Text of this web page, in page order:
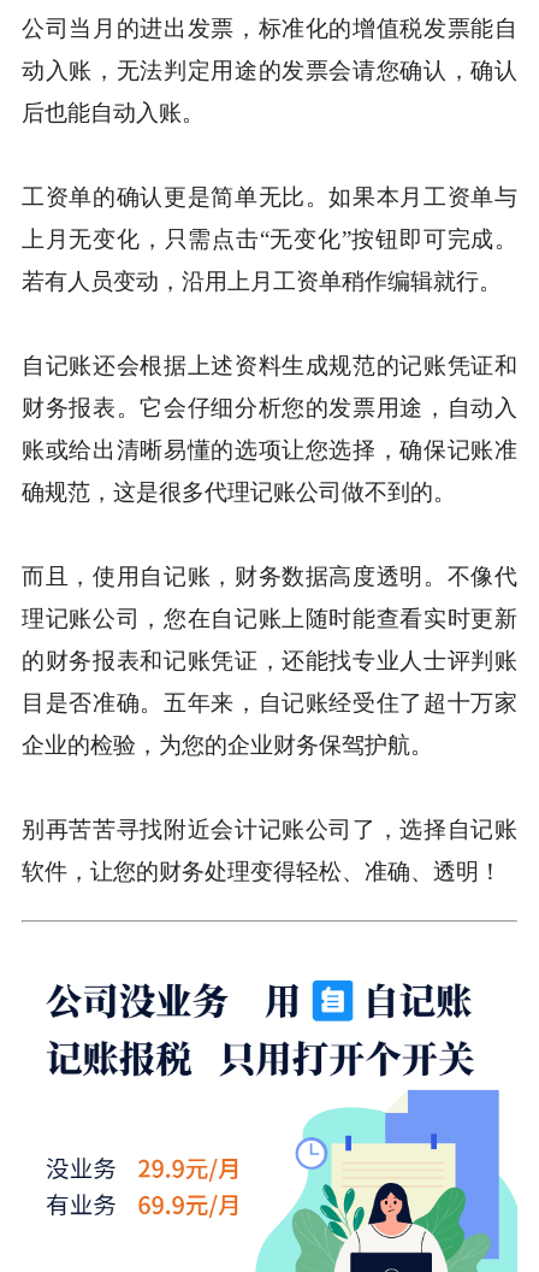
公司当月的进出发票，标准化的增值税发票能自
动入账，无法判定用途的发票会请您确认，确认
后也能自动入账。
工资单的确认更是简单无比。如果本月工资单与
上月无变化，只需点击“无变化”按钮即可完成。
若有人员变动，沿用上月工资单稍作编辑就行。
自记账还会根据上述资料生成规范的记账凭证和
财务报表。它会仔细分析您的发票用途，自动入
账或给出清晰易懂的选项让您选择，确保记账准
确规范，这是很多代理记账公司做不到的。
而且，使用自记账，财务数据高度透明。不像代
理记账公司，您在自记账上随时能查看实时更新
的财务报表和记账凭证，还能找专业人士评判账
目是否准确。五年来，自记账经受住了超十万家
企业的检验，为您的企业财务保驾护航。
别再苦苦寻找附近会计记账公司了，选择自记账
软件，让您的财务处理变得轻松、准确、透明！